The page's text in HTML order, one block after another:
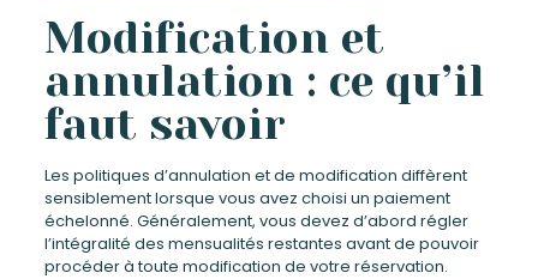
Modification et
annulation : ce qu’il
faut savoir
Les politiques d’annulation et de modification diffèrent
sensiblement lorsque vous avez choisi un paiement
échelonné. Généralement, vous devez d’abord régler
l’intégralité des mensualités restantes avant de pouvoir
procéder à toute modification de votre réservation.